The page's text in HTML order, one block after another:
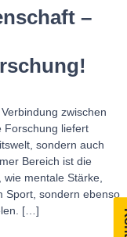
–
zwischen
Forschung liefert
sondern auch
Bereich ist die
mentale Stärke,
Sport, sondern ebenso
[…]